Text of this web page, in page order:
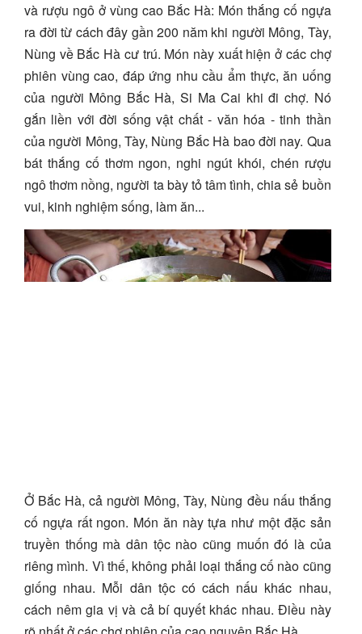
và rượu ngô ở vùng cao Bắc Hà: Món thắng cố ngựa
ra đời từ cách đây gần 200 năm khi người Mông, Tày,
Nùng về Bắc Hà cư trú. Món này xuất hiện ở các chợ
phiên vùng cao, đáp ứng nhu cầu ẩm thực, ăn uống
của người Mông Bắc Hà, Si Ma Cai khi đi chợ. Nó
gắn liền với đời sống vật chất - văn hóa - tinh thần
của người Mông, Tày, Nùng Bắc Hà bao đời nay. Qua
bát thắng cố thơm ngon, nghi ngút khói, chén rượu
ngô thơm nồng, người ta bày tỏ tâm tình, chia sẻ buồn
vui, kinh nghiệm sống, làm ăn...
Ở Bắc Hà, cả người Mông, Tày, Nùng đều nấu thắng
cố ngựa rất ngon. Món ăn này tựa như một đặc sản
truyền thống mà dân tộc nào cũng muốn đó là của
riêng mình. Vì thế, không phải loại thắng cố nào cũng
giống nhau. Mỗi dân tộc có cách nấu khác nhau,
cách nêm gia vị và cả bí quyết khác nhau. Điều này